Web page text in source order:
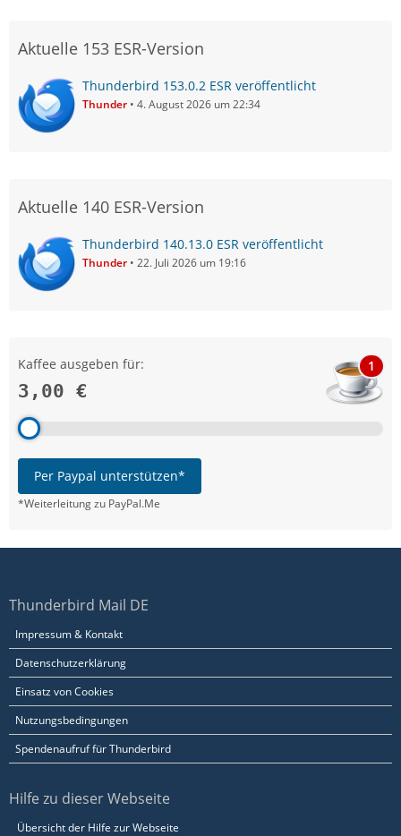
Aktuelle 153 ESR-Version
Thunderbird 153.0.2 ESR veröffentlicht
Thunder 4. August 2026 um 22:34
Aktuelle 140 ESR-Version
Thunderbird 140.13.0 ESR veröffentlicht
Thunder 22. Juli 2026 um 19:16
Kaffee ausgeben für:
3,00 €
1
Per Paypal unterstützen*
*Weiterleitung zu PayPal.Me
Thunderbird Mail DE
Impressum & Kontakt
Datenschutzerklärung
Einsatz von Cookies
Nutzungsbedingungen
Spendenaufruf für Thunderbird
Hilfe zu dieser Webseite
Übersicht der Hilfe zur Webseite